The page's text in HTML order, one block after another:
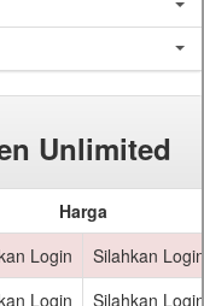
Unlimited
Harga
Login
Silahkan Login
Login
Silahkan Login